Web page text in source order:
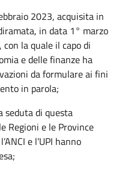
2023, acquisita in
in data 1° marzo
la quale il capo di
e delle finanze ha
da formulare ai fini
in parola;
seduta di questa
Regioni e le Province
e l’UPI hanno